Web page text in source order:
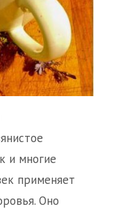
и многие
применяет
Оно